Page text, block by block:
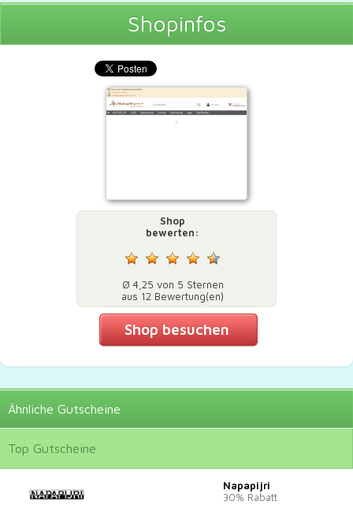
Shopinfos
Shop
bewerten:
Ø 4,25 von 5 Sternen
aus 12 Bewertung(en)
Shop besuchen
Ähnliche Gutscheine
Top Gutscheine
Napapijri
30% Rabatt